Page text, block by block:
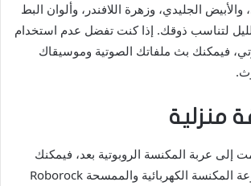
الجليدي، وزهرة اللافندر، وألوان البط
لتناسب ذوقك. إذا كنت تفضل عدم استخدام
فيمكنك بث ملفاتك الصوتية وموسيقاك
منزلية
إلى عربة المكنسة الروبوتية بعد، فيمكنك
الحصول على مجموعة المكنسة الكهربائية والممسحة Roborock